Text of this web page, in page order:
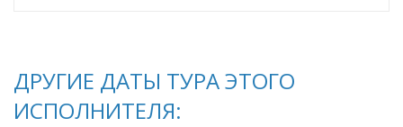
ДРУГИЕ ДАТЫ ТУРА ЭТОГО
ИСПОЛНИТЕЛЯ: